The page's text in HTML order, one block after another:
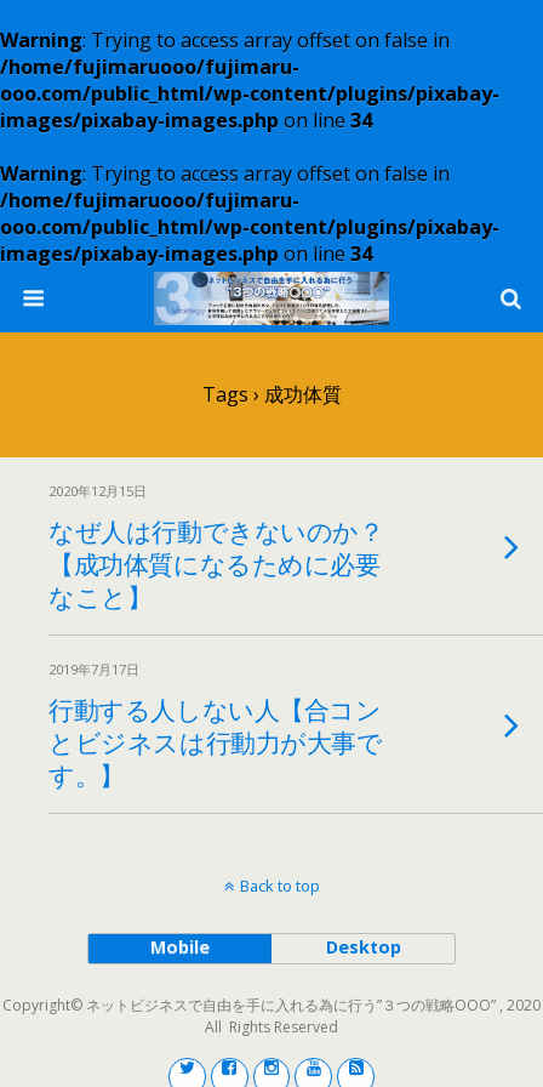
Warning: Trying to access array offset on false in
/home/fujimaruooo/fujimaru-
ooo.com/public_html/wp-content/plugins/pixabay-
images/pixabay-images.php on line 34
Warning: Trying to access array offset on false in
/home/fujimaruooo/fujimaru-
ooo.com/public_html/wp-content/plugins/pixabay-
images/pixabay-images.php on line 34
Tags › 成功体質
2020年12月15日
なぜ人は行動できないのか？
【成功体質になるために必要
なこと】
2019年7月17日
行動する人しない人【合コン
とビジネスは行動力が大事で
す。】
Back to top
Mobile Desktop
Copyright© ネットビジネスで自由を手に入れる為に行う”３つの戦略OOO” , 2020
All Rights Reserved